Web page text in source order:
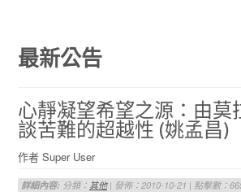
最新公告
心靜凝望希望之源：由莫
談苦難的超越性 (姚孟昌)
作者 Super User
詳細內容: 分類： 其他| 發佈：2010-10-21 | 點擊數：